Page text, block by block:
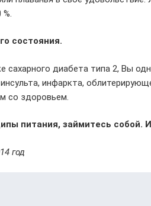
состояния.
диабета типа 2, Вы
инфаркта,
со здоровьем.
питания, займитесь собой.
год